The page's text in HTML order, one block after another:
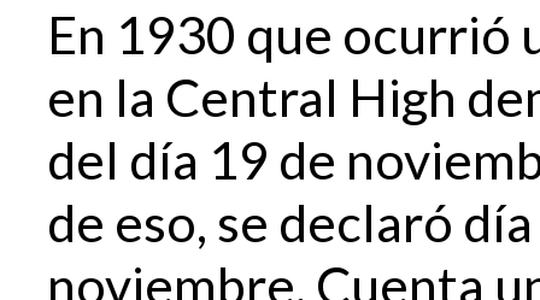
En 1930 que ocurrió
en la Central High
del día 19 de
de eso, se declaró
noviembre. Cuenta